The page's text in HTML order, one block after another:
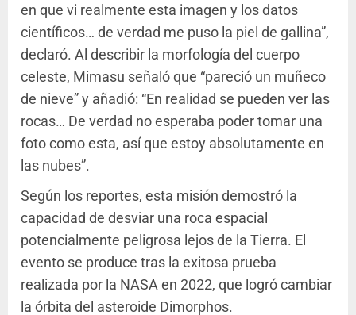
en que vi realmente esta imagen y los datos
científicos… de verdad me puso la piel de gallina”,
declaró. Al describir la morfología del cuerpo
celeste, Mimasu señaló que “pareció un muñeco
de nieve” y añadió: “En realidad se pueden ver las
rocas… De verdad no esperaba poder tomar una
foto como esta, así que estoy absolutamente en
las nubes”.
Según los reportes, esta misión demostró la
capacidad de desviar una roca espacial
potencialmente peligrosa lejos de la Tierra. El
evento se produce tras la exitosa prueba
realizada por la NASA en 2022, que logró cambiar
la órbita del asteroide Dimorphos.